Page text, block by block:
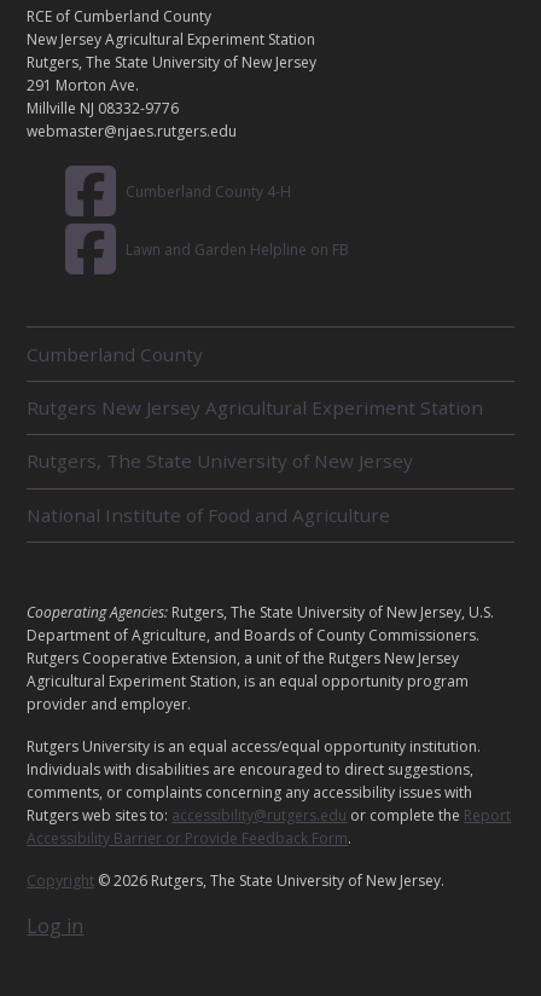
T
A
C
T
RCE of Cumberland County
New Jersey Agricultural Experiment Station
Rutgers, The State University of New Jersey
291 Morton Ave.
Millville NJ 08332-9776
webmaster@njaes.rutgers.edu
Cumberland County 4-H
Lawn and Garden Helpline on FB
E
L
A
T
E
U
S
Cumberland County
Rutgers New Jersey Agricultural Experiment Station
Rutgers, The State University of New Jersey
National Institute of Food and Agriculture
L
E
G
A
L
Cooperating Agencies: Rutgers, The State University of New Jersey, U.S.
Department of Agriculture, and Boards of County Commissioners.
Rutgers Cooperative Extension, a unit of the Rutgers New Jersey
Agricultural Experiment Station, is an equal opportunity program
provider and employer.
Rutgers University is an equal access/equal opportunity institution.
Individuals with disabilities are encouraged to direct suggestions,
comments, or complaints concerning any accessibility issues with
Rutgers web sites to: accessibility@rutgers.edu or complete the Report
Accessibility Barrier or Provide Feedback Form.
Copyright © 2026 Rutgers, The State University of New Jersey.
Log in